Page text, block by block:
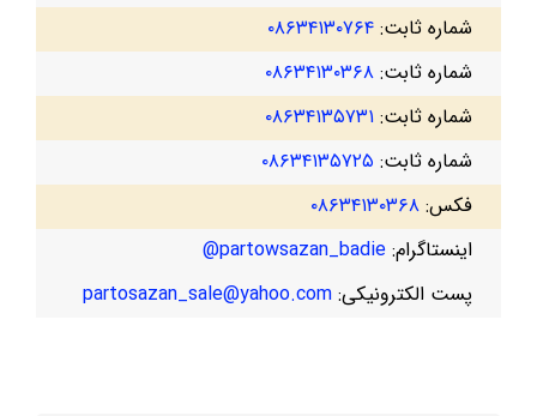
شماره ثابت: ۰۸۶۳۴۱۳۰۷۶۴
شماره ثابت: ۰۸۶۳۴۱۳۰۳۶۸
شماره ثابت: ۰۸۶۳۴۱۳۵۷۳۱
شماره ثابت: ۰۸۶۳۴۱۳۵۷۲۵
فکس: ۰۸۶۳۴۱۳۰۳۶۸
اینستاگرام: partowsazan_badie@
پست الکترونیکی: partosazan_sale@yahoo.com